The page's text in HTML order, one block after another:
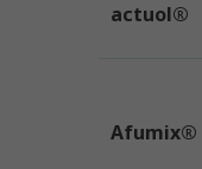
actuol®
Afumix®